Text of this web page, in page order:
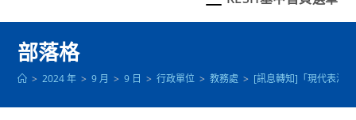
部落格
> 2024 年 > 9 月 > 9 日 > 行政單位 > 教務處 > [訊息轉知]「現代表演